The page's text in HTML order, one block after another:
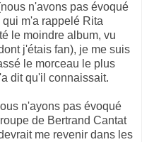
n'avons pas évoqué
m'a rappelé Rita
le moindre album, vu
j'étais fan), je me suis
le morceau le plus
dit qu'il connaissait.
n'ayons pas évoqué
de Bertrand Cantat
me revenir dans les